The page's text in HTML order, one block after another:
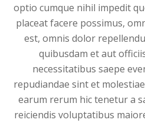
optio cumque nihil impedit
placeat facere possimus,
est, omnis dolor
quibusdam et aut
necessitatibus saepe
repudiandae sint et
earum rerum hic tenetur a
reiciendis voluptatibus